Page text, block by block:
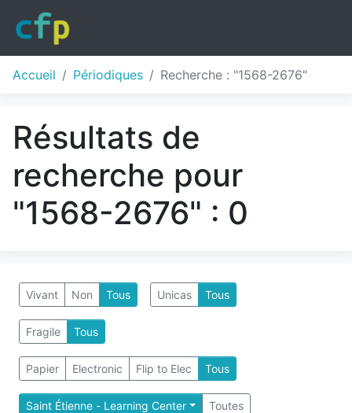
Accueil Périodiques Recherche : "1568-2676"
Résultats de
recherche pour
"1568-2676" : 0
Vivant Non Tous Unicas Tous
Fragile Tous
Papier Electronic Flip to Elec Tous
Saint Étienne - Learning Center Toutes